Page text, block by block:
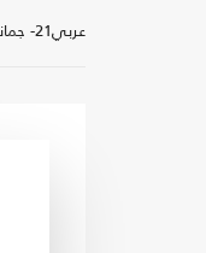
عربي21- جمانة حمدي